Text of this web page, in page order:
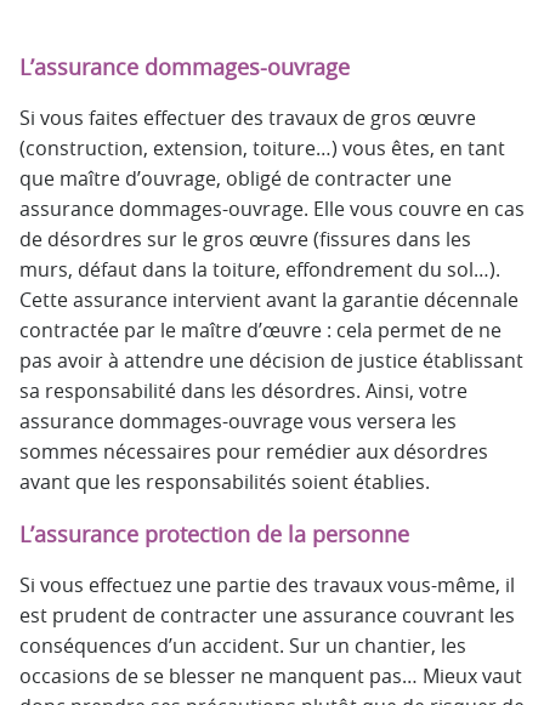
L’assurance dommages-ouvrage
Si vous faites effectuer des travaux de gros œuvre
(construction, extension, toiture…) vous êtes, en tant
que maître d’ouvrage, obligé de contracter une
assurance dommages-ouvrage. Elle vous couvre en cas
de désordres sur le gros œuvre (fissures dans les
murs, défaut dans la toiture, effondrement du sol…).
Cette assurance intervient avant la garantie décennale
contractée par le maître d’œuvre : cela permet de ne
pas avoir à attendre une décision de justice établissant
sa responsabilité dans les désordres. Ainsi, votre
assurance dommages-ouvrage vous versera les
sommes nécessaires pour remédier aux désordres
avant que les responsabilités soient établies.
L’assurance protection de la personne
Si vous effectuez une partie des travaux vous-même, il
est prudent de contracter une assurance couvrant les
conséquences d’un accident. Sur un chantier, les
occasions de se blesser ne manquent pas… Mieux vaut